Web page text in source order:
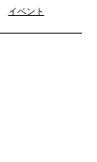
イベント